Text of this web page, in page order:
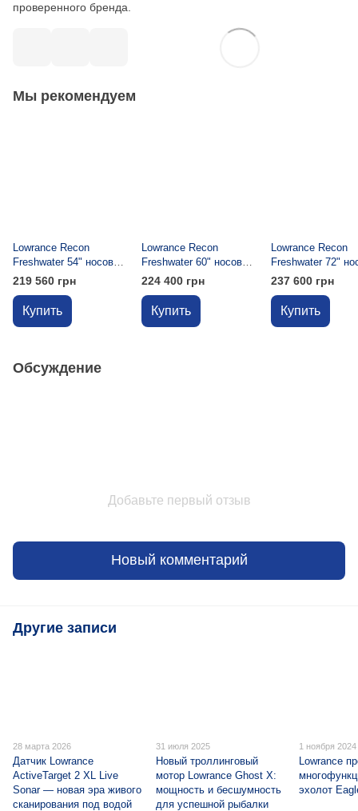
проверенного бренда.
Мы рекомендуем
Lowrance Recon
Freshwater 54" носовой
троллинговый
электромотор
219 560 грн
Купить
Lowrance Recon
Freshwater 60" носовой
троллинговый
электромотор
224 400 грн
Купить
Lowrance Recon
Freshwater 72"
троллинговый
электромотор
237 600 грн
Купить
Обсуждение
Добавьте первый отзыв
Новый комментарий
Другие записи
28 марта 2026
Датчик Lowrance
ActiveTarget 2 XL Live
Sonar — новая эра живого
сканирования под водой
31 июля 2025
Новый троллинговый
мотор Lowrance Ghost X:
мощность и бесшумность
для успешной рыбалки
1 ноября 2024
Lowrance
эхолот